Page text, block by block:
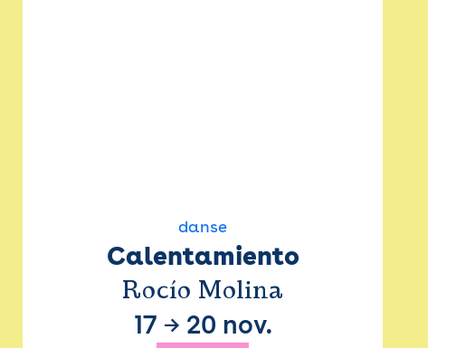
danse
Calentamiento
Rocío Molina
17 → 20 nov.